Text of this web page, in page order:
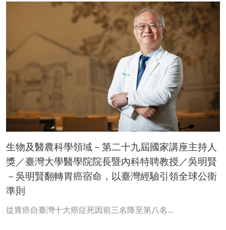
生物及醫農科學領域－第二十九屆國家講座主持人
獎／臺灣大學醫學院院長暨內科特聘教授／吳明賢
－吳明賢翻轉胃癌宿命，以臺灣經驗引領全球公衛
準則
從胃癌自臺灣十大癌症死因前三名降至第八名...